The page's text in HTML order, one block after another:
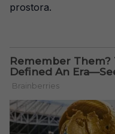
prostora.